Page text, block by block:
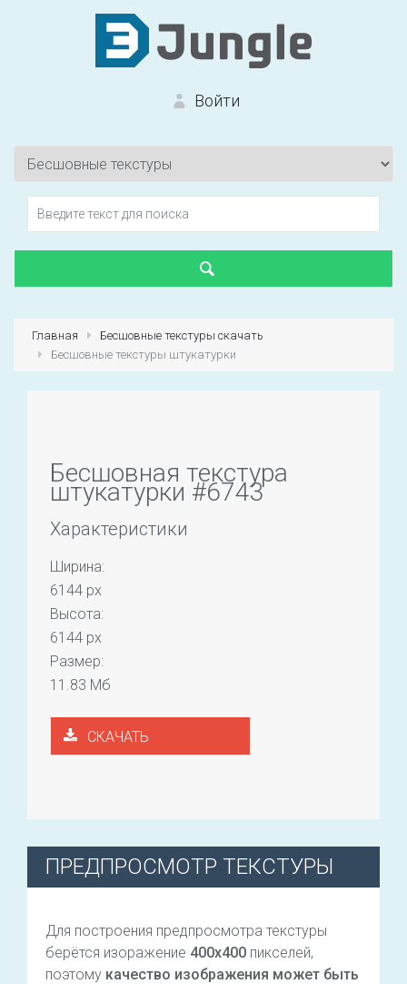
Войти
Вход на сайт
Первый раз? Зарегистрироваться
Главная
Бесшовные текстуры скачать
Бесшовные текстуры штукатурки
Бесшовная текстура
штукатурки #6743
Характеристики
Ширина:
6144 px
Высота:
6144 px
Размер:
11.83 Мб
СКАЧАТЬ
ПРЕДПРОСМОТР ТЕКСТУРЫ
Для построения предпросмотра текстуры
берётся изоражение 400х400 пикселей,
поэтому качество изображения может быть